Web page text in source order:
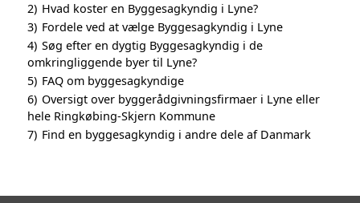
2) Hvad koster en Byggesagkyndig i Lyne?
3) Fordele ved at vælge Byggesagkyndig i Lyne
4) Søg efter en dygtig Byggesagkyndig i de
omkringliggende byer til Lyne?
5) FAQ om byggesagkyndige
6) Oversigt over byggerådgivningsfirmaer i Lyne eller
hele Ringkøbing-Skjern Kommune
7) Find en byggesagkyndig i andre dele af Danmark